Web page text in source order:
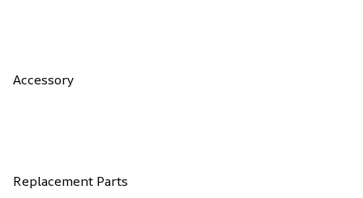
Accessory
Replacement Parts